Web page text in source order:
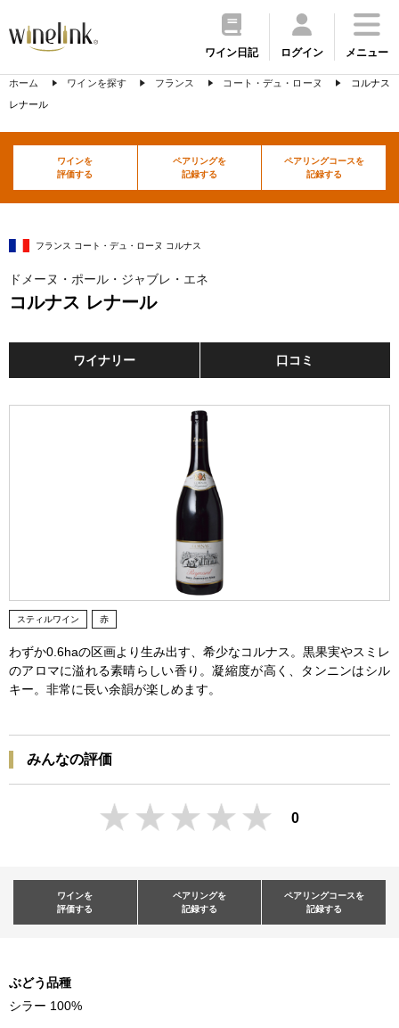
ワイン日記 ログイン メニュー
ホーム ワインを探す フランス コート・デュ・ローヌ
コルナス
レナール
ワインを
評価する
ペアリングを
記録する
ペアリングコースを
記録する
フランス コート・デュ・ローヌ コルナス
ドメーヌ・ポール・ジャブレ・エネ
コルナス レナール
ワイナリー 口コミ
スティルワイン 赤
わずか0.6haの区画より生み出す、希少なコルナス。黒果実やスミレ
のアロマに溢れる素晴らしい香り。凝縮度が高く、タンニンはシル
キー。非常に長い余韻が楽しめます。
みんなの評価
0
ワインを
評価する
ペアリングを
記録する
ペアリングコースを
記録する
ぶどう品種
シラー 100%